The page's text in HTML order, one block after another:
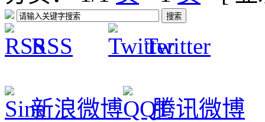
RSS Twitter
新浪微博 腾讯微博